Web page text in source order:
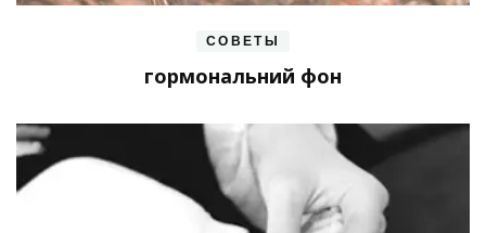
СОВЕТЫ
гормональний фон